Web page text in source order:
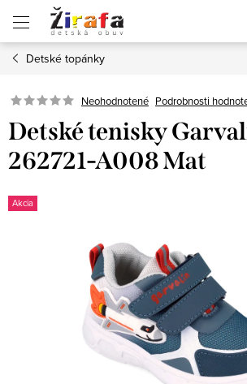
obsah
Detské topánky
Neohodnotené Podrobnosti
Detské tenisky
262721-A008 Mat
Akcia